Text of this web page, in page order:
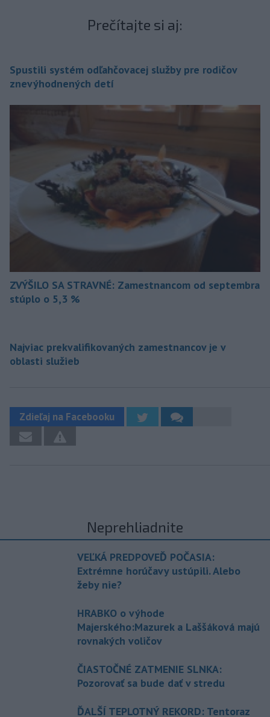
Prečítajte si aj:
Spustili systém odľahčovacej služby pre rodičov
znevýhodnených detí
ZVÝŠILO SA STRAVNÉ: Zamestnancom od septembra
stúplo o 5,3 %
Najviac prekvalifikovaných zamestnancov je v
oblasti služieb
Zdieľaj na Facebooku
Neprehliadnite
VEĽKÁ PREDPOVEĎ POČASIA:
Extrémne horúčavy ustúpili. Alebo
žeby nie?
HRABKO o výhode
Majerského:Mazurek a Laššáková majú
rovnakých voličov
ČIASTOČNÉ ZATMENIE SLNKA:
Pozorovať sa bude dať v stredu
ĎALŠÍ TEPLOTNÝ REKORD: Tentoraz